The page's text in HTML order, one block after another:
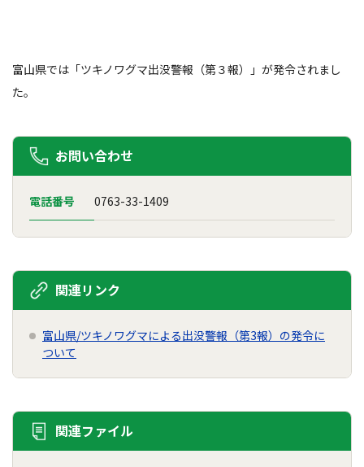
富山県では「ツキノワグマ出没警報（第３報）」が発令されまし
た。
お問い合わせ
電話番号 0763-33-1409
関連リンク
富山県/ツキノワグマによる出没警報（第3報）の発令に
ついて
関連ファイル